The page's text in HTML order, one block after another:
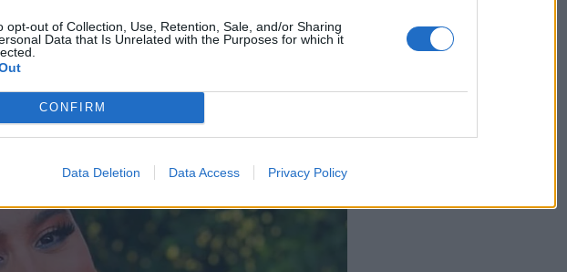
opt-out of Collection, Use, Retention, Sale, and/or Sharing
Data that Is Unrelated with the Purposes for which it
CONFIRM
Data Deletion Data Access Privacy Policy
περίπου μισή ώρα αργότερα.